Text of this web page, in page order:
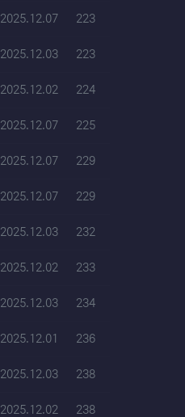
등록일
2025.12.07 조회
223
등록일
2025.12.03 조회
223
등록일
2025.12.02 조회
224
등록일
2025.12.07 조회
225
등록일
2025.12.07 조회
229
등록일
2025.12.07 조회
229
등록일
2025.12.03 조회
232
등록일
2025.12.02 조회
233
등록일
2025.12.03 조회
234
등록일
2025.12.01 조회
236
등록일
2025.12.03 조회
238
등록일
2025.12.02 조회
238